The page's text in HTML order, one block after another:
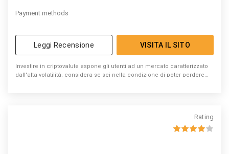
Payment methods
Leggi Recensione VISITA IL SITO
Investire in criptovalute espone gli utenti ad un mercato caratterizzato
dall'alta volatilità, considera se sei nella condizione di poter perdere
Rating